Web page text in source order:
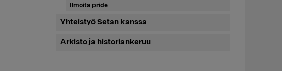
Ilmoita pride
Yhteistyö Setan kanssa
Arkisto ja historiankeruu